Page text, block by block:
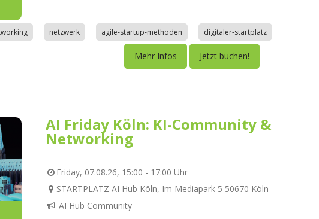
netzwerk agile-startup-methoden digitaler-startplatz
Mehr Infos Jetzt buchen!
AI Friday Köln: KI-Community &
Networking
Friday, 07.08.26, 15:00 - 17:00 Uhr
STARTPLATZ AI Hub Köln, Im Mediapark 5 50670 Köln
AI Hub Community